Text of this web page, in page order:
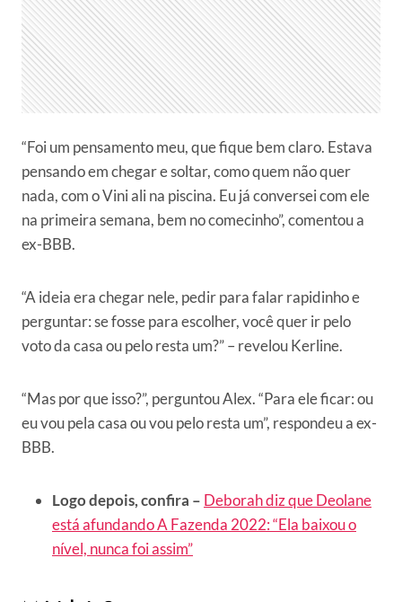
“Foi um pensamento meu, que fique bem claro. Estava
pensando em chegar e soltar, como quem não quer
nada, com o Vini ali na piscina. Eu já conversei com ele
na primeira semana, bem no comecinho”, comentou a
ex-BBB.
“A ideia era chegar nele, pedir para falar rapidinho e
perguntar: se fosse para escolher, você quer ir pelo
voto da casa ou pelo resta um?” – revelou Kerline.
“Mas por que isso?”, perguntou Alex. “Para ele ficar: ou
eu vou pela casa ou vou pelo resta um”, respondeu a ex-
BBB.
Logo depois, confira – Deborah diz que Deolane
está afundando A Fazenda 2022: “Ela baixou o
nível, nunca foi assim”